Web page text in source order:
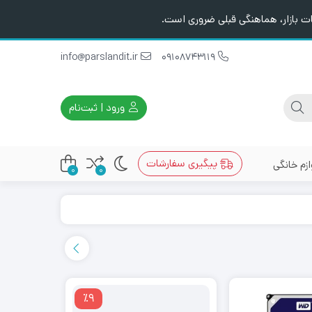
بازار، هماهنگی قبلی ضروری است.
ورود | ثبت‌نام
خانگی پیگیری سفارشات 0
0
٪9